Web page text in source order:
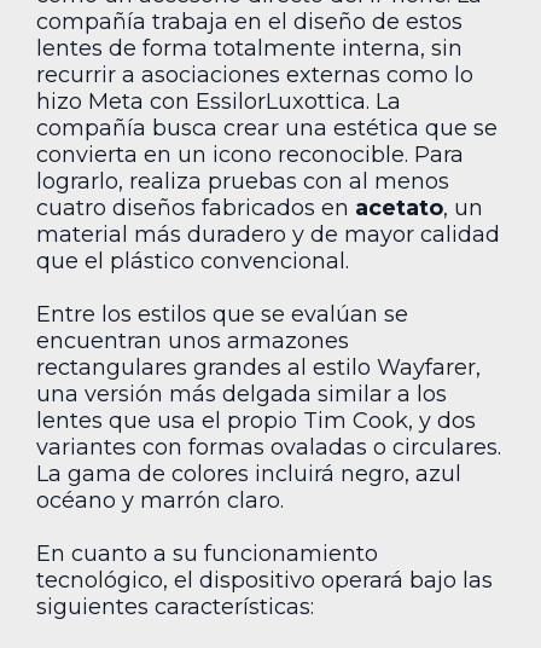
compañía trabaja en el diseño de estos
lentes de forma totalmente interna, sin
recurrir a asociaciones externas como lo
hizo Meta con EssilorLuxottica. La
compañía busca crear una estética que se
convierta en un icono reconocible. Para
lograrlo, realiza pruebas con al menos
cuatro diseños fabricados en acetato, un
material más duradero y de mayor calidad
que el plástico convencional.
Entre los estilos que se evalúan se
encuentran unos armazones
rectangulares grandes al estilo Wayfarer,
una versión más delgada similar a los
lentes que usa el propio Tim Cook, y dos
variantes con formas ovaladas o circulares.
La gama de colores incluirá negro, azul
océano y marrón claro.
En cuanto a su funcionamiento
tecnológico, el dispositivo operará bajo las
siguientes características: